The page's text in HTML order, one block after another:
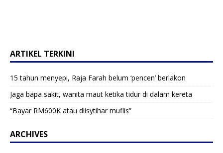
ARTIKEL TERKINI
15 tahun menyepi, Raja Farah belum ‘pencen’ berlakon
Jaga bapa sakit, wanita maut ketika tidur di dalam kereta
“Bayar RM600K atau diisytihar muflis”
ARCHIVES